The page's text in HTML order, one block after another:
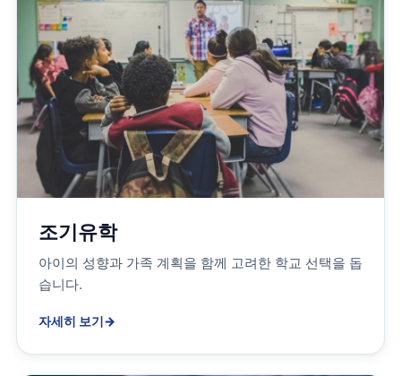
조기유학
아이의 성향과 가족 계획을 함께 고려한 학교 선택을 돕
습니다.
자세히 보기→